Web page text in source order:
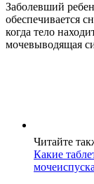
Заболевший
обеспечивается
когда тело
мочевыводящая
Читайте
Какие